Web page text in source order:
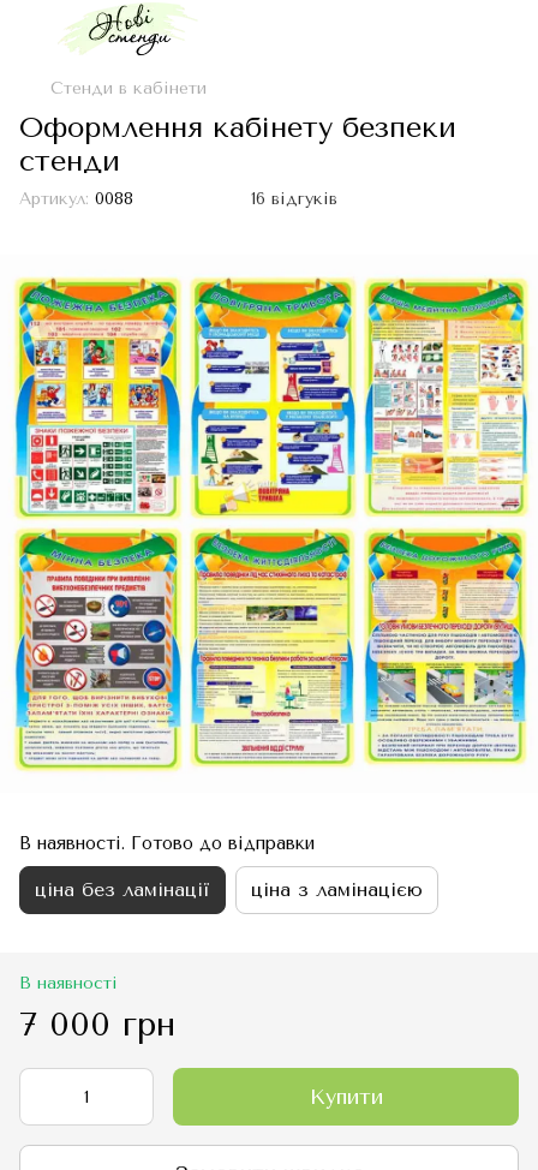
Стенди в кабінети
Оформлення кабінету безпеки
стенди
Артикул: 0088 16 відгуків
В наявності. Готово до відправки
ціна без ламінації ціна з ламінацією
В наявності
7 000 грн
Купити